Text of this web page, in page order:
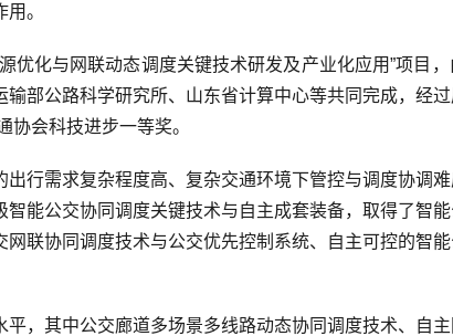
。
优化与网联动态调度关键技术研发及产业化应用”项目
输部公路科学研究所、山东省计算中心等共同完成，经
协会科技进步一等奖。
出行需求复杂程度高、复杂交通环境下管控与调度协调
智能公交协同调度关键技术与自主成套装备，取得了智
网联协同调度技术与公交优先控制系统、自主可控的智
平，其中公交廊道多场景多线路动态协同调度技术、自